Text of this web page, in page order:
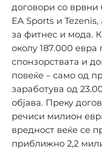
договори со врвни
EA Sports и
за фитнес и мода.
околу 187.000
спонзорствата и
повеќе – само од
заработува од
објава. Преку
речиси милион
вредност веќе се
приближно 2,2